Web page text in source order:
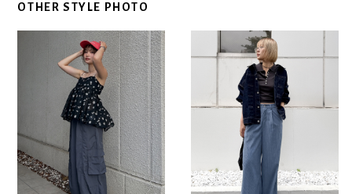
OTHER STYLE PHOTO